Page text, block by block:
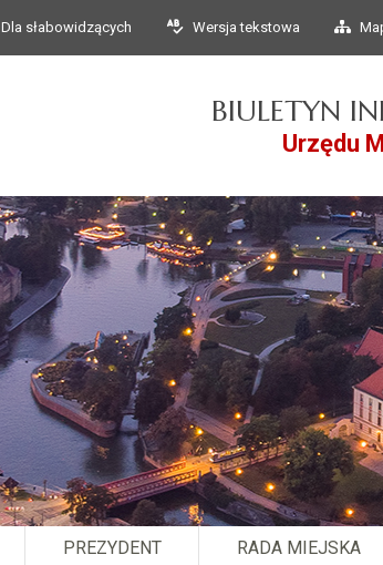
Dla słabowidzących Wersja tekstowa
BIULETYN
Urzędu
PREZYDENT RADA MIEJSKA